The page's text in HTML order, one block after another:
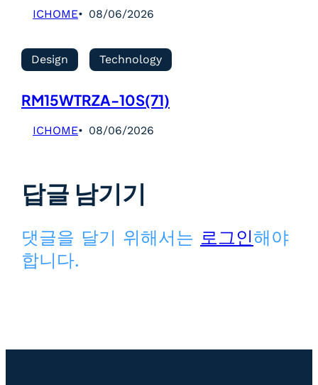
ICHOME 08/06/2026
Design Technology
RM15WTRZA-10S(71)
ICHOME 08/06/2026
답글 남기기
댓글을 달기 위해서는 로그인해야
합니다.